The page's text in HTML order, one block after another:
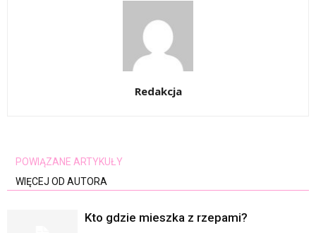
Redakcja
POWIĄZANE ARTYKUŁY
WIĘCEJ OD AUTORA
Kto gdzie mieszka z rzepami?